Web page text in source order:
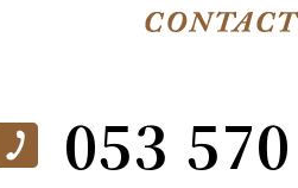
053